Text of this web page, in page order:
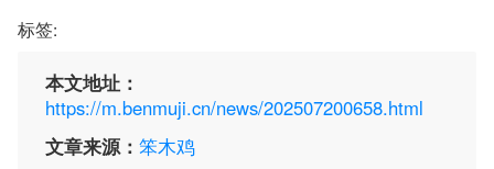
标签:
本文地址：
https://m.benmuji.cn/news/202507200658.html
文章来源： 笨木鸡